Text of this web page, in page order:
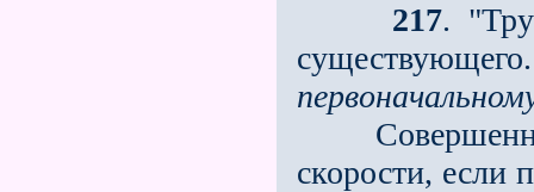
217.
Совершенно
скорости, если